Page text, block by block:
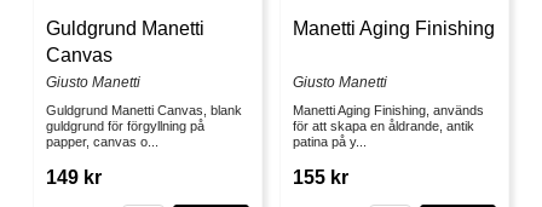
Guldgrund Manetti
Canvas
Giusto Manetti
Guldgrund Manetti Canvas, blank
guldgrund för förgyllning på
papper, canvas o...
149 kr
Manetti Aging Finishing
Giusto Manetti
Manetti Aging Finishing, används
för att skapa en åldrande, antik
patina på y...
155 kr